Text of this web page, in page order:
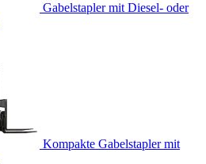
Gabelstapler mit Diesel- oder
Kompakte Gabelstapler mit